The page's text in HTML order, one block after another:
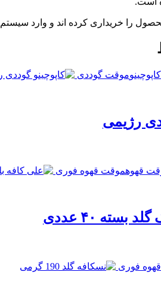
را خریداری کرده اند و وارد سیستم
موقت گوددی
رژیمی
قهوهموقت قهوه فوری
بسته ۴۰ عددی
فوری